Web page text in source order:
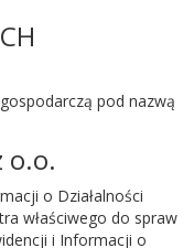
pod nazwą
o.o.
o Działalności
właściwego do spraw
i Informacji o